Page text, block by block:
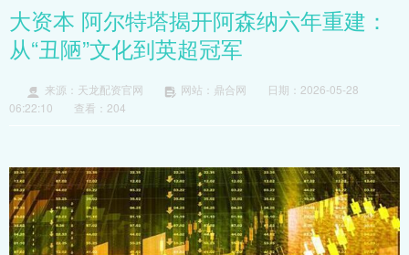
大资本 阿尔特塔揭开阿森纳六年重建：
从“丑陋”文化到英超冠军
来源：天龙配资官网 网站：鼎合网
日期：2026-05-28
06:22:10
查看：204